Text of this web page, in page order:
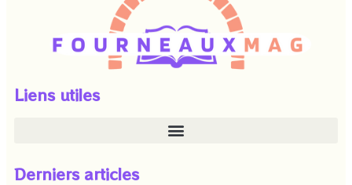
Liens utiles
Derniers articles